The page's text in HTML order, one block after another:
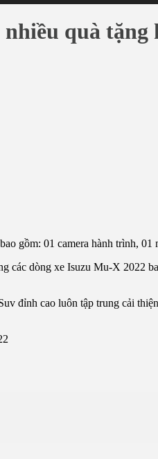
quà tặng
gồm: 01 camera hành trình, 01
các dòng xe Isuzu Mu-X 2022
đỉnh cao luôn tập trung cải